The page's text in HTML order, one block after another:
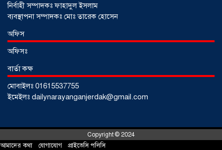
শর্টগান
০৩ আগস্ট ২০২৬
নির্বাহী সম্পাদকঃ ফাহাদুল ইসলাম
ব্যবস্থাপনা সম্পাদকঃ মোঃ তারেক হোসেন
অফিস
অফিসঃ
বার্তা কক্ষ
মোবাইলঃ 01615537755
ইমেইলঃ dailynarayanganjerdak@gmail.com
Copyright © 2024
আমাদের কথা যোগাযোগ প্রাইভেসি পলিসি